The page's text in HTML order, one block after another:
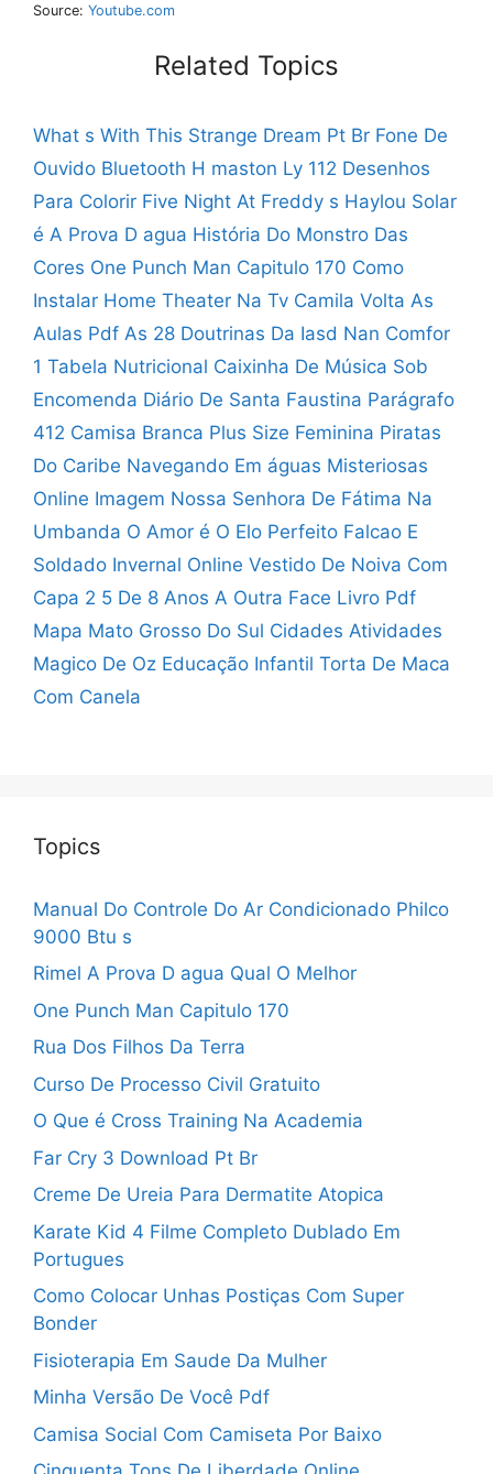
Source: Youtube.com
Related Topics
What s With This Strange Dream Pt Br Fone De
Ouvido Bluetooth H maston Ly 112 Desenhos
Para Colorir Five Night At Freddy s Haylou Solar
é A Prova D agua História Do Monstro Das
Cores One Punch Man Capitulo 170 Como
Instalar Home Theater Na Tv Camila Volta As
Aulas Pdf As 28 Doutrinas Da Iasd Nan Comfor
1 Tabela Nutricional Caixinha De Música Sob
Encomenda Diário De Santa Faustina Parágrafo
412 Camisa Branca Plus Size Feminina Piratas
Do Caribe Navegando Em águas Misteriosas
Online Imagem Nossa Senhora De Fátima Na
Umbanda O Amor é O Elo Perfeito Falcao E
Soldado Invernal Online Vestido De Noiva Com
Capa 2 5 De 8 Anos A Outra Face Livro Pdf
Mapa Mato Grosso Do Sul Cidades Atividades
Magico De Oz Educação Infantil Torta De Maca
Com Canela
Topics
Manual Do Controle Do Ar Condicionado Philco
9000 Btu s
Rimel A Prova D agua Qual O Melhor
One Punch Man Capitulo 170
Rua Dos Filhos Da Terra
Curso De Processo Civil Gratuito
O Que é Cross Training Na Academia
Far Cry 3 Download Pt Br
Creme De Ureia Para Dermatite Atopica
Karate Kid 4 Filme Completo Dublado Em
Portugues
Como Colocar Unhas Postiças Com Super
Bonder
Fisioterapia Em Saude Da Mulher
Minha Versão De Você Pdf
Camisa Social Com Camiseta Por Baixo